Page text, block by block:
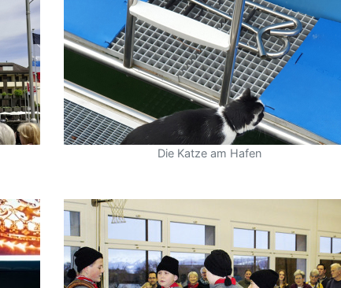
Die Katze am Hafen